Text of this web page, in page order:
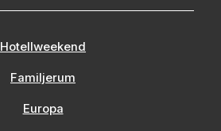
Hotellweekend
Familjerum
Europa